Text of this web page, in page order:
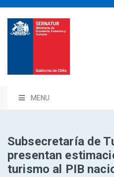
MENU
Subsecretaría de
presentan
turismo al PIB